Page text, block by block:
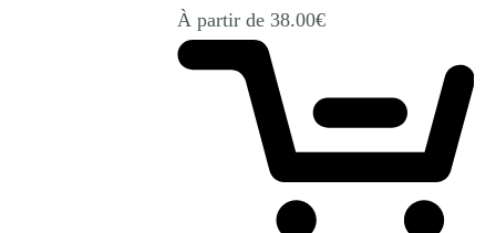
À partir de 38.00€